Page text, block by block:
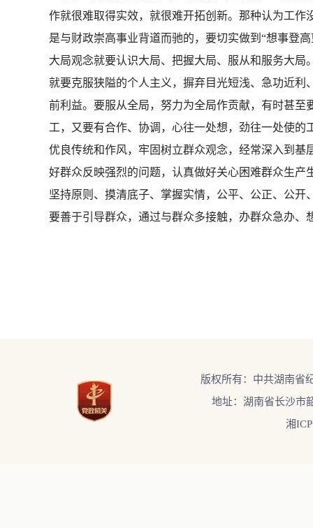
作就很难取得实效，就很难开拓创新。那种认为工
是与财政崇高事业背道而驰的，要切实做到“想事登
大局观念就要认识大局、把握大局、服从和服务大
就要克服狭隘的个人主义，摒弃目光短浅、急功近
前利益。要服从全局，努力为全局作贡献，有时甚
工，又要有合作、协调，心往一处想，劲往一处使
优良传统和作风，牢固树立群众观念，经常深入到
好群众反映强烈的问题，认真做好关心困难群众生
坚持原则、摸清底子、掌握实情，公平、公正、公
要善于引导群众，通过与群众多接触，办群众急办
版权所有：中共湖南省
地址：湖南省长沙市
湘